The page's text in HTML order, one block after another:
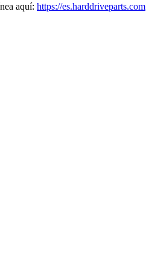
aquí: https://es.harddriveparts.com